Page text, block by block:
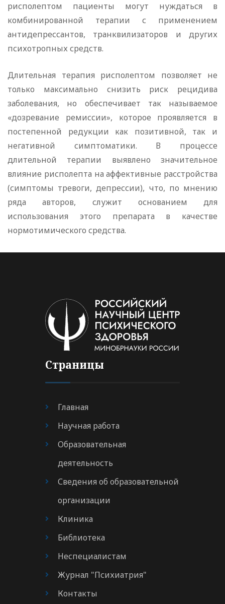
рисполептом пациенты могут нуждаться в
комбинированной терапии с применением
антидепрессантов, транквилизаторов и других
психотропных средств.
Длительная терапия рисполептом позволяет не
только максимально снизить риск рецидива
заболевания, но обеспечивает так называемое
«дозревание ремиссии», которое проявляется в
постепенной редукции как позитивной, так и
негативной симптоматики. В процессе
длительной терапии выявлено значительное
влияние рисполепта на аффективные расстройства
(симптомы тревоги, депрессии), что, по мнению
ряда авторов, служит основанием для
использования этого препарата в качестве
нормотимического средства.
Страницы
Главная
Научная работа
Образовательная
деятельность
Сведения об образовательной
организации
Клиника
Библиотека
Неспециалистам
Журнал "Психиатрия"
Контакты